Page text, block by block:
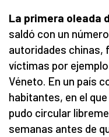
La primera oleada
saldó con un
autoridades chinas,
víctimas por
Véneto. En un país
habitantes, en el
pudo circular
semanas antes de